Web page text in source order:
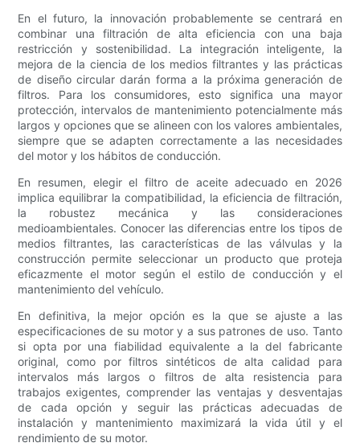
En el futuro, la innovación probablemente se centrará en
combinar una filtración de alta eficiencia con una baja
restricción y sostenibilidad. La integración inteligente, la
mejora de la ciencia de los medios filtrantes y las prácticas
de diseño circular darán forma a la próxima generación de
filtros. Para los consumidores, esto significa una mayor
protección, intervalos de mantenimiento potencialmente más
largos y opciones que se alineen con los valores ambientales,
siempre que se adapten correctamente a las necesidades
del motor y los hábitos de conducción.
En resumen, elegir el filtro de aceite adecuado en 2026
implica equilibrar la compatibilidad, la eficiencia de filtración,
la robustez mecánica y las consideraciones
medioambientales. Conocer las diferencias entre los tipos de
medios filtrantes, las características de las válvulas y la
construcción permite seleccionar un producto que proteja
eficazmente el motor según el estilo de conducción y el
mantenimiento del vehículo.
En definitiva, la mejor opción es la que se ajuste a las
especificaciones de su motor y a sus patrones de uso. Tanto
si opta por una fiabilidad equivalente a la del fabricante
original, como por filtros sintéticos de alta calidad para
intervalos más largos o filtros de alta resistencia para
trabajos exigentes, comprender las ventajas y desventajas
de cada opción y seguir las prácticas adecuadas de
instalación y mantenimiento maximizará la vida útil y el
rendimiento de su motor.